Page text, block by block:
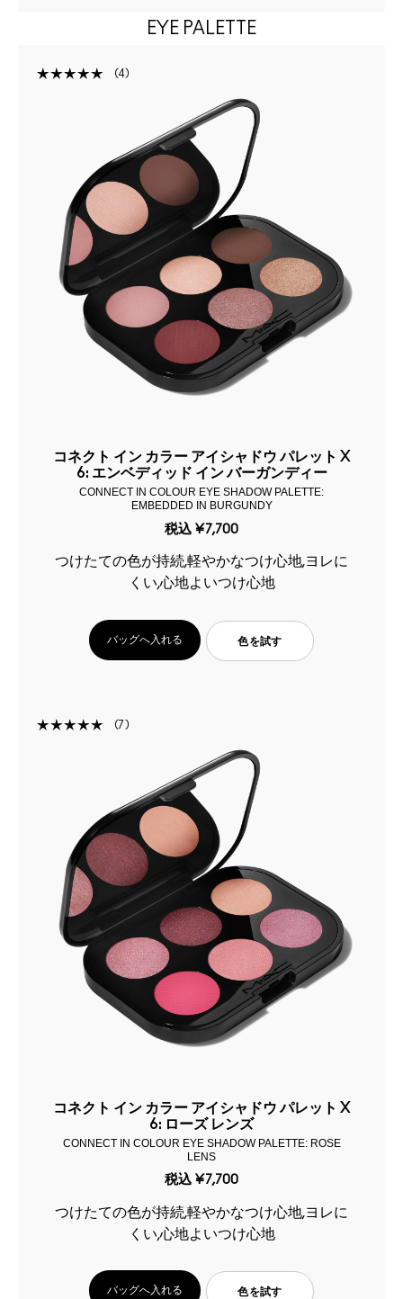
EYE PALETTE
4
コネクト イン カラー アイシャドウ パレット X
6: エンベディッド イン バーガンディー
CONNECT IN COLOUR EYE SHADOW PALETTE:
EMBEDDED IN BURGUNDY
税込 ¥7,700
つけたての色が持続,軽やかなつけ心地,ヨレに
くい,心地よいつけ心地
バッグへ入れる 色を試す
7
コネクト イン カラー アイシャドウ パレット X
6: ローズ レンズ
CONNECT IN COLOUR EYE SHADOW PALETTE: ROSE
LENS
税込 ¥7,700
つけたての色が持続,軽やかなつけ心地,ヨレに
くい,心地よいつけ心地
バッグへ入れる 色を試す